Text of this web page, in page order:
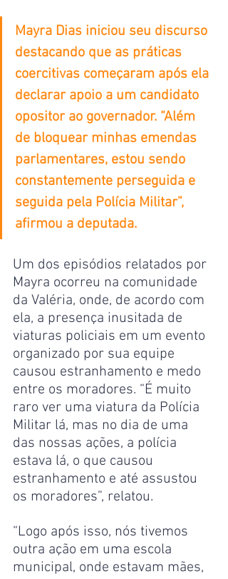
Mayra Dias iniciou seu discurso
destacando que as práticas
coercitivas começaram após ela
declarar apoio a um candidato
opositor ao governador. “Além
de bloquear minhas emendas
parlamentares, estou sendo
constantemente perseguida e
seguida pela Polícia Militar”,
afirmou a deputada.
Um dos episódios relatados por
Mayra ocorreu na comunidade
da Valéria, onde, de acordo com
ela, a presença inusitada de
viaturas policiais em um evento
organizado por sua equipe
causou estranhamento e medo
entre os moradores. “É muito
raro ver uma viatura da Polícia
Militar lá, mas no dia de uma
das nossas ações, a polícia
estava lá, o que causou
estranhamento e até assustou
os moradores”, relatou.
“Logo após isso, nós tivemos
outra ação em uma escola
municipal, onde estavam mães,